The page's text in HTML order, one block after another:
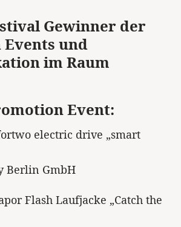
Gewinner der
und
im Raum
Event:
electric drive „smart
Berlin GmbH
Flash Laufjacke „Catch the